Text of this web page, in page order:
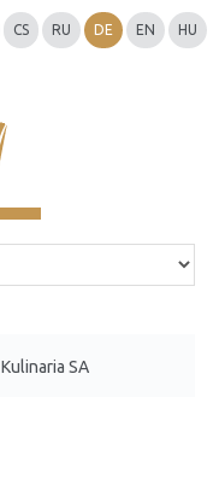
CS RU DE EN HU
Kulinaria SA